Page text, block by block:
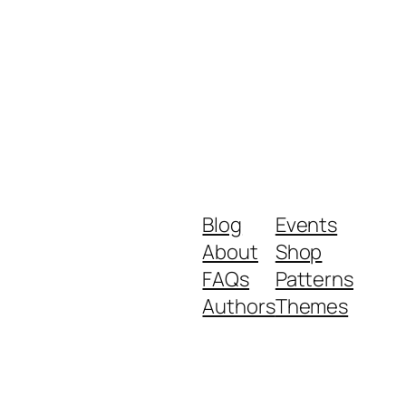
Blog
About
FAQs
Authors
Events
Shop
Patterns
Themes